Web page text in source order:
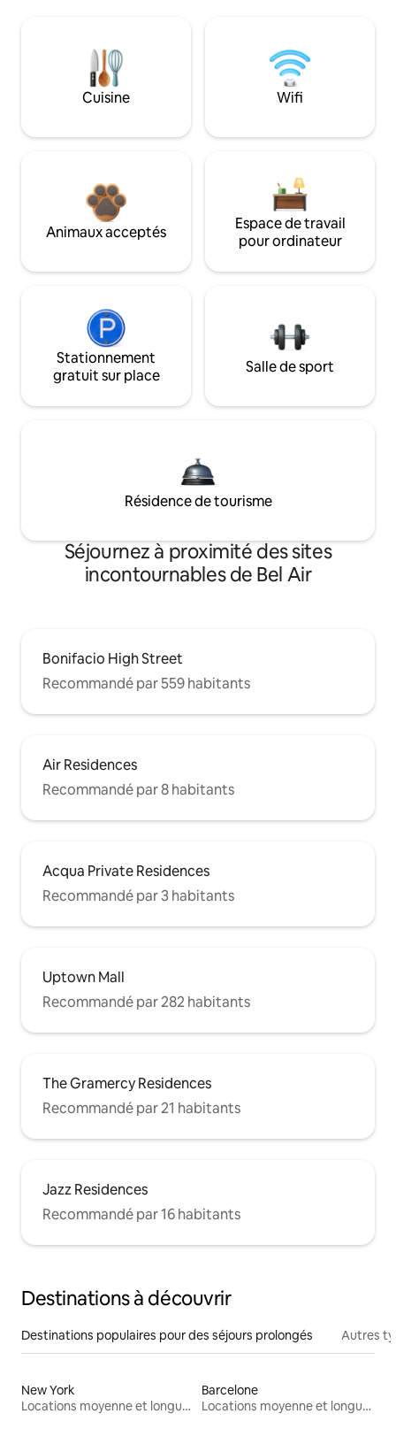
Cuisine Wifi
Animaux acceptés
Espace de travail
pour ordinateur
Stationnement
gratuit sur place
Salle de sport
Résidence de tourisme
Séjournez à proximité des sites
incontournables de Bel Air
Bonifacio High Street
Recommandé par 559 habitants
Air Residences
Recommandé par 8 habitants
Acqua Private Residences
Recommandé par 3 habitants
Uptown Mall
Recommandé par 282 habitants
The Gramercy Residences
Recommandé par 21 habitants
Jazz Residences
Recommandé par 16 habitants
Destinations à découvrir
Destinations populaires pour des séjours prolongés Autres
New York
Locations moyenne et longue durée
Barcelone
Locations moyenne et longue durée